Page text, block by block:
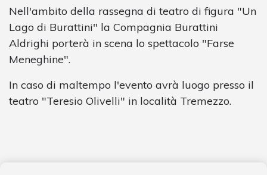
Nell'ambito della rassegna di teatro di figura "Un
Lago di Burattini" la Compagnia Burattini
Aldrighi porterà in scena lo spettacolo "Farse
Meneghine".
In caso di maltempo l'evento avrà luogo presso il
teatro "Teresio Olivelli" in località Tremezzo.